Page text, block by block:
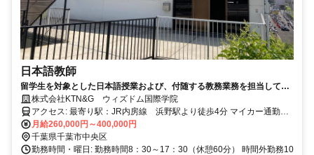
日本語教師
留学生を対象とした日本語授業および、付随する教務業務を担当してい
ただきます。 当学院では、出席管理・成績評価・進級判断などの基準を
明確に定めており、 教師個人の負担や判断に過度に依存しない運営を行
っています。ぜひ私たちのチームに加わってください。
株式会社KTN&G ウィズドム国際学院
アクセス: 最寄り駅：JR内房線 浜野駅より徒歩4分 マイカー通勤可
（駐車場あり）常勤のみ
月給260,000円～400,000円
千葉県千葉市中央区
勤務時間・曜日: 勤務時間8：30～17：30（休憩60分） 時間外勤務10